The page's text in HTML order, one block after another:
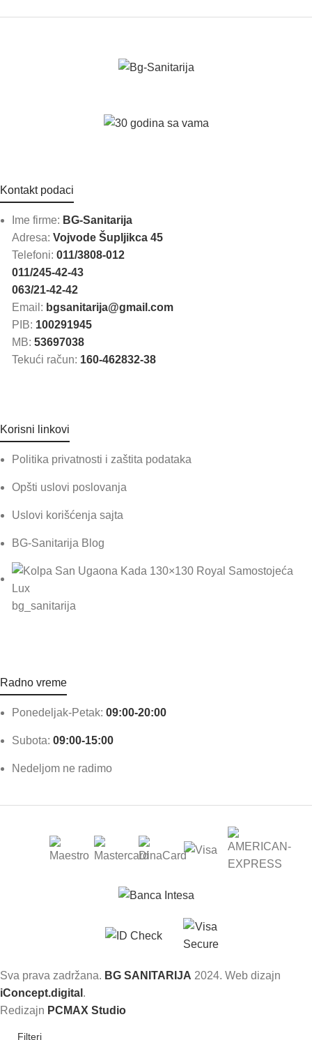
Kontakt podaci
Ime firme: BG-Sanitarija
Adresa: Vojvode Šupljikca 45
Telefoni: 011/3808-012
011/245-42-43
063/21-42-42
Email: bgsanitarija@gmail.com
PIB: 100291945
MB: 53697038
Tekući račun: 160-462832-38
Korisni linkovi
Politika privatnosti i zaštita podataka
Opšti uslovi poslovanja
Uslovi korišćenja sajta
BG-Sanitarija Blog
bg_sanitarija
Radno vreme
Ponedeljak-Petak: 09:00-20:00
Subota: 09:00-15:00
Nedeljom ne radimo
Sva prava zadržana. BG SANITARIJA 2024. Web dizajn
iConcept.digital .
Redizajn PCMAX Studio
Filteri